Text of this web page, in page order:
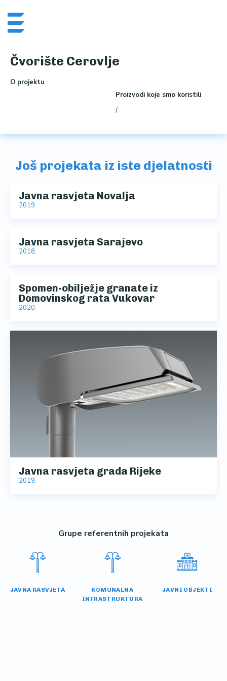
content
Čvorište Cerovlje
O projektu
Proizvodi koje smo koristili
/
Još projekata iz iste djelatnosti
Javna rasvjeta Novalja
2019.
Javna rasvjeta Sarajevo
2018.
Spomen-obilježje granate iz
Domovinskog rata Vukovar
2020.
Javna rasvjeta grada Rijeke
2019.
Grupe referentnih projekata
JAVNA RASVJETA
KOMUNALNA
INFRASTRUKTURA
JAVNI OBJEKTI